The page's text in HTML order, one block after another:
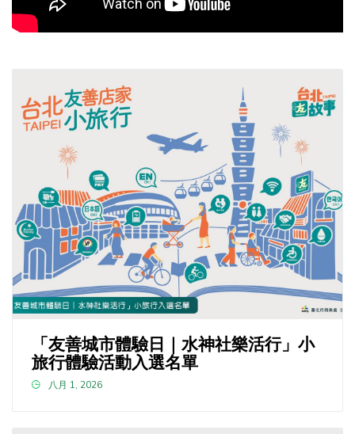
「友善城市體驗日｜水神社樂活行」小
旅行體驗活動入選名單
八月 1, 2026